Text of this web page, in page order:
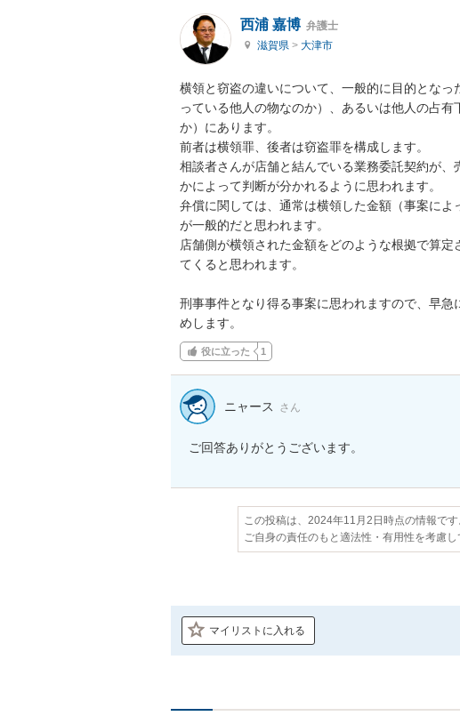
西浦 嘉博 弁護士
滋賀県 > 大津市
横領と窃盗の違いについて、一般的に目的とな
っている他人の物なのか）、あるいは他人の占
か）にあります。
前者は横領罪、後者は窃盗罪を構成します。
相談者さんが店舗と結んでいる業務委託契約が
かによって判断が分かれるように思われます。
弁償に関しては、通常は横領した金額（事案に
が一般的だと思われます。
店舗側が横領された金額をどのような根拠で算
てくると思われます。
刑事事件となり得る事案に思われますので、早
めします。
役に立った 1
ニャース さん
この投稿は、2024年11月2日時点の情報です
ご自身の責任のもと適法性・有用性を考慮
マイリストに入れる